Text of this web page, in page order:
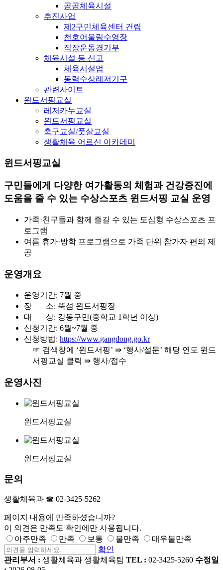
공공체육시설
추진사업
제2구민체육센터 건립
천호어울림수영장
직장운동경기부
체육시설 등 신고
체육시설업
동력수상레저기구
관련사이트
윈드서핑교실
레저카누교실
윈드서핑교실
축구교실/풋살교실
생활체육 어르신 아카데미
윈드서핑교실
구민들에게 다양한 여가활동의 체험과 건강증진에
도움을 줄 수 있는 수상스포츠 윈드서핑 교실 운영
가족·친구들과 함께 즐길 수 있는 도심형 수상스포츠 프
로그램
여름 휴가·방학 프로그램으로 가족 단위 참가자 편의 제
공
운영개요
운영기간: 7월 중
장 소: 뚝섬 윈드서핑장
대 상: 강동구민(중학교 1학년 이상)
신청기간: 6월~7월 중
신청방법: https://www.gangdong.go.kr
☞ 검색창에 ‘윈드서핑’ ⇛ ‘행사/설문’ 해당 연도 윈드
서핑교실 클릭 ⇛ 행사/접수
운영사진
윈드서핑교실
윈드서핑교실
문의
생활체육과 ☎ 02-3425-5262
페이지 내용에 만족하셨습니까?
이 의견은 만족도 확인에만 사용됩니다.
아주만족
만족 보통 불만족
매우불만족
확인
관리부서 : 생활체육과 생활체육팀 TEL : 02-3425-5260 수정일